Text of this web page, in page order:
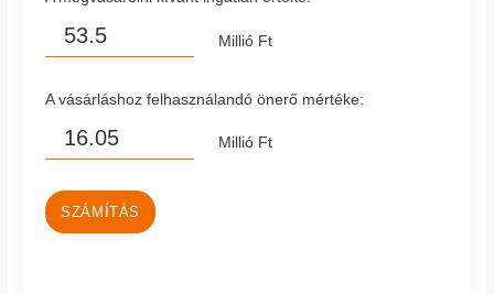
Millió Ft
A vásárláshoz felhasználandó önerő mértéke:
Millió Ft
SZÁMÍTÁS